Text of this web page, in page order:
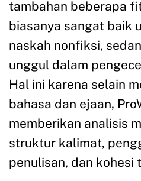
tambahan beberapa
biasanya sangat baik
naskah nonfiksi,
unggul dalam
Hal ini karena selain
bahasa dan ejaan,
memberikan analisis
struktur kalimat,
penulisan, dan kohesi